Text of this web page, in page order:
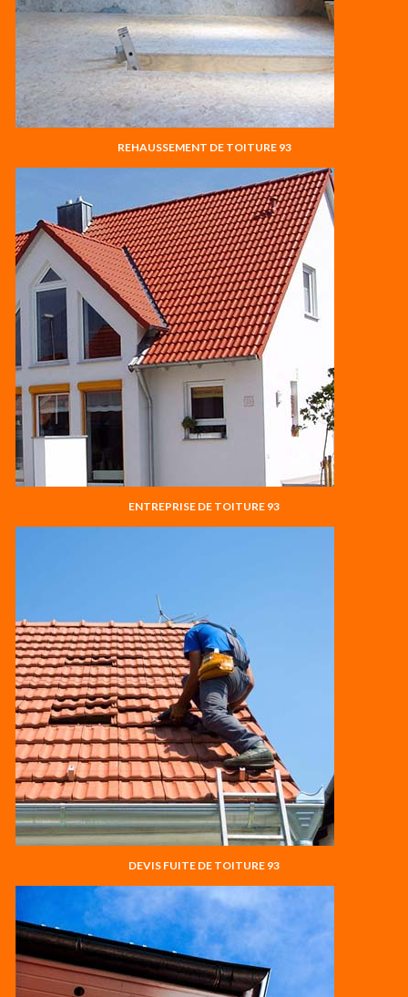
REHAUSSEMENT DE TOITURE 93
ENTREPRISE DE TOITURE 93
DEVIS FUITE DE TOITURE 93